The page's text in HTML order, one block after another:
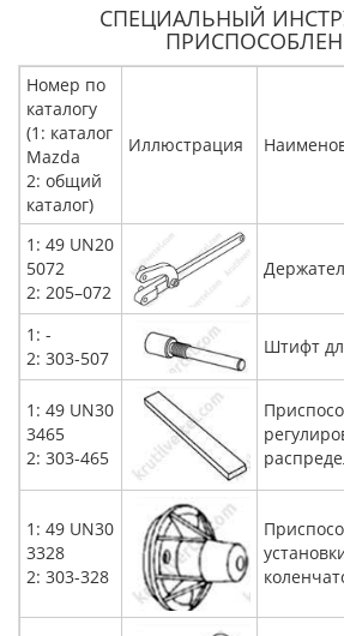
СПЕЦИАЛЬНЫЙ
Номер по
каталогу
(1: каталог
Mazda
2: общий
каталог)
Иллюстрация
1: 49 UN20
5072
2: 205–072
1: -
2: 303-507
Штифт
1: 49 UN30
3465
2: 303-465
1: 49 UN30
3328
2: 303-328